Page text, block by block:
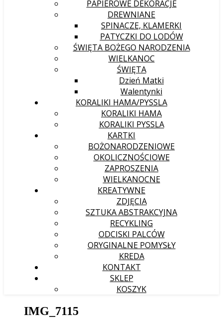
PAPIEROWE DEKORACJE
DREWNIANE
SPINACZE, KLAMERKI
PATYCZKI DO LODÓW
ŚWIĘTA BOŻEGO NARODZENIA
WIELKANOC
ŚWIĘTA
Dzień Matki
Walentynki
KORALIKI HAMA/PYSSLA
KORALIKI HAMA
KORALIKI PYSSLA
KARTKI
BOŻONARODZENIOWE
OKOLICZNOŚCIOWE
ZAPROSZENIA
WIELKANOCNE
KREATYWNE
ZDJĘCIA
SZTUKA ABSTRAKCYJNA
RECYKLING
ODCISKI PALCÓW
ORYGINALNE POMYSŁY
KREDA
KONTAKT
SKLEP
KOSZYK
IMG_7115